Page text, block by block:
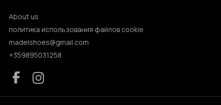
About us
политика использования файлов cookie
madelshoes@gmail.com
+359895031258